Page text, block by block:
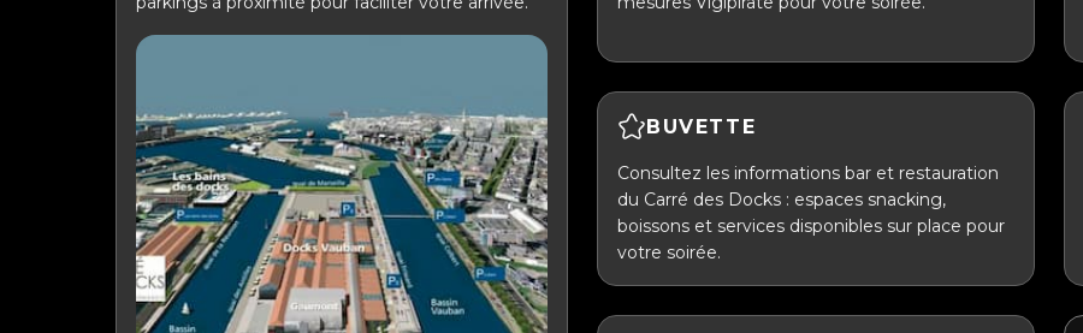
BUVETTE
Consultez les informations bar et restauration
du Carré des Docks : espaces snacking,
boissons et services disponibles sur place pour
votre soirée.